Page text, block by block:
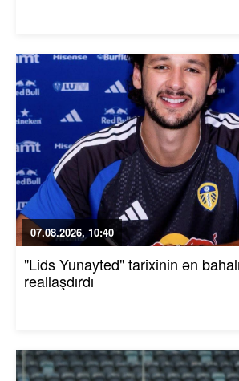
07.08.2026, 10:40
"Lids Yunayted" tarixinin ən
reallaşdırdı